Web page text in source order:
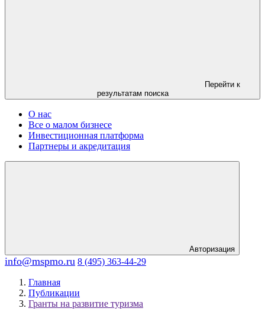
Перейти к
результатам поиска
О нас
Все о малом бизнесе
Инвестиционная платформа
Партнеры и акредитация
Авторизация
info@mspmo.ru 8 (495) 363-44-29
Главная
Публикации
Гранты на развитие туризма